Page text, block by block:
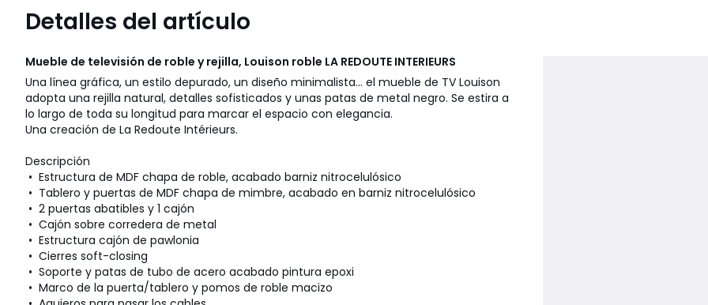
Detalles del artículo
Mueble de televisión de roble y rejilla, Louison roble LA REDOUTE INTERIEURS
Una línea gráfica, un estilo depurado, un diseño minimalista... el mueble de TV Louison
adopta una rejilla natural, detalles sofisticados y unas patas de metal negro. Se estira a
lo largo de toda su longitud para marcar el espacio con elegancia.
Una creación de La Redoute Intérieurs.
Descripción
• Estructura de MDF chapa de roble, acabado barniz nitrocelulósico
• Tablero y puertas de MDF chapa de mimbre, acabado en barniz nitrocelulósico
• 2 puertas abatibles y 1 cajón
• Cajón sobre corredera de metal
• Estructura cajón de pawlonia
• Cierres soft-closing
• Soporte y patas de tubo de acero acabado pintura epoxi
• Marco de la puerta/tablero y pomos de roble macizo